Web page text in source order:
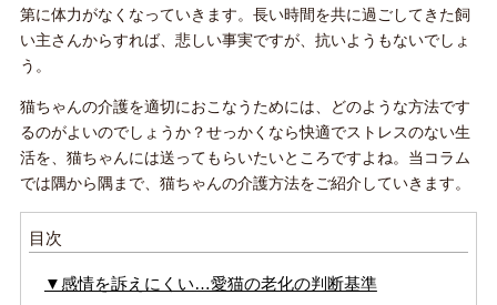
第に体力がなくなっていきます。長い時間を共に過ごしてきた飼
い主さんからすれば、悲しい事実ですが、抗いようもないでしょ
う。
猫ちゃんの介護を適切におこなうためには、どのような方法です
るのがよいのでしょうか？せっかくなら快適でストレスのない生
活を、猫ちゃんには送ってもらいたいところですよね。当コラム
では隅から隅まで、猫ちゃんの介護方法をご紹介していきます。
目次
▼感情を訴えにくい…愛猫の老化の判断基準